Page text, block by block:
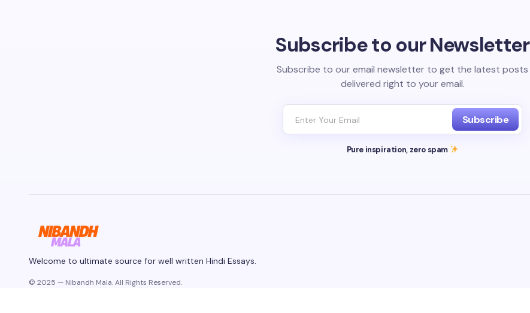
Subscribe to our Newsletter
Subscribe to our email newsletter to get the latest posts
delivered right to your email.
Subscribe
Pure inspiration, zero spam
Welcome to ultimate source for well written Hindi Essays.
© 2025 — Nibandh Mala. All Rights Reserved.